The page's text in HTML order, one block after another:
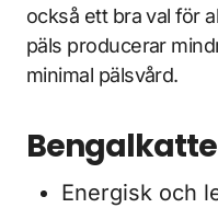
också ett bra val för
päls producerar
minimal pälsvård.
Energisk och